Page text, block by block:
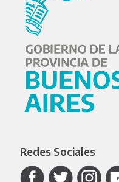
Redes Sociales